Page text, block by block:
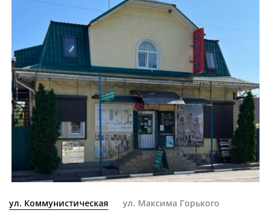
ул. Коммунистическая ул. Максима Горького